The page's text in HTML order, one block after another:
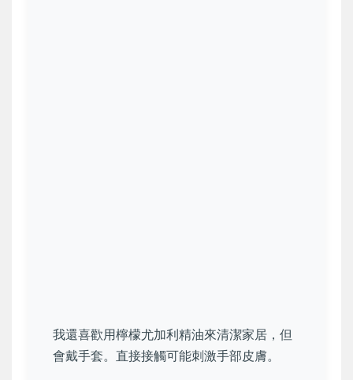
我還喜歡用檸檬尤加利精油來清潔家居，但
會戴手套。直接接觸可能刺激手部皮膚。